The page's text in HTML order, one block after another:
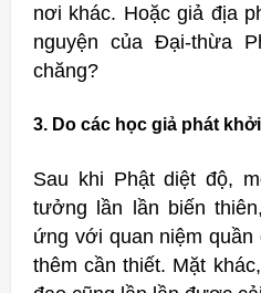
nơi khác. Hoặc giả địa
nguyện của Đại-thừa
chăng?
3. Do các học giả phát khởi
Sau khi Phật diệt độ,
tưởng lần lần biến
ứng với quan niệm quần
thêm cần thiết. Mặt